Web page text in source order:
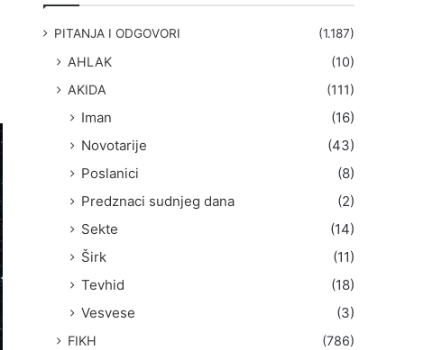
PITANJA I ODGOVORI (1.187)
AHLAK
(10)
AKIDA
(111)
Iman
(16)
Novotarije
(43)
Poslanici
(8)
Predznaci sudnjeg dana
(2)
Sekte
(14)
Širk
(11)
Tevhid
(18)
Vesvese
(3)
FIKH (786)